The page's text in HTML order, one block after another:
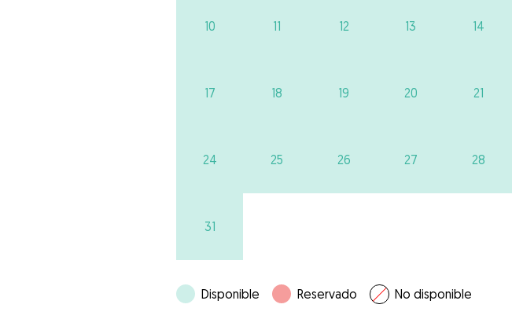
10 11 12 13 14
17 18 19 20 21
24 25 26 27 28
31
Disponible Reservado No disponible